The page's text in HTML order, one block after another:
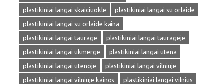
plastikiniai langai skaiciuokle
plastikiniai langai su orlaide
plastikiniai langai su orlaide kaina
plastikiniai langai taurage
plastikiniai langai taurageje
plastikiniai langai ukmerge
plastikiniai langai utena
plastikiniai langai utenoje
plastikiniai langai vilniuje
plastikiniai langai vilniuje kainos
plastikiniai langai vilnius